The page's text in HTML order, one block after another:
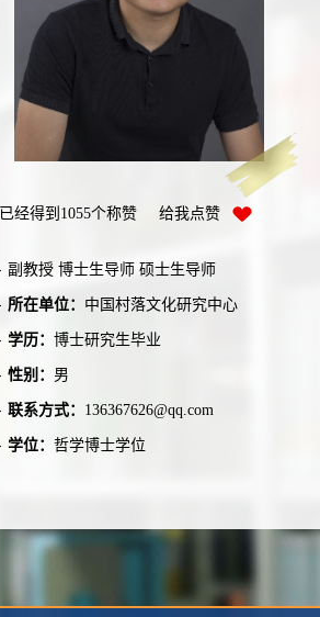
已经得到 1055个称赞 给我点赞
副教授 博士生导师 硕士生导师
所在单位： 中国村落文化研究中心
学历： 博士研究生毕业
性别： 男
联系方式： 136367626@qq.com
学位： 哲学博士学位